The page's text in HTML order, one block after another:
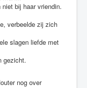
bij haar vriendin.
verbeelde zij zich
slagen liefde met
gezicht.
nog over